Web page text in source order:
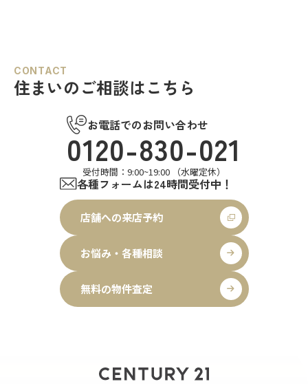
CONTACT
住まいのご相談はこちら
お電話でのお問い合わせ
0120-830-021
受付時間：9:00~19:00 （水曜定休）
各種フォームは24時間受付中！
店舗への来店予約
お悩み・各種相談
無料の物件査定